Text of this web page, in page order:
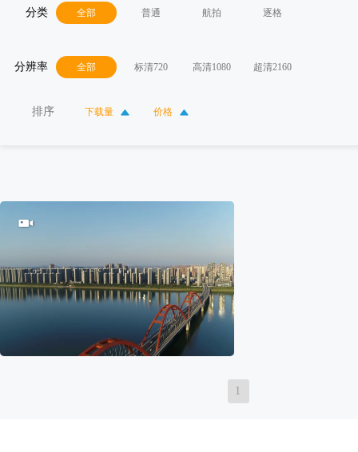
分类 全部 普通 航拍 逐格
分辨率 全部 标清720 高清1080 超清2160
排序 下载量 价格
1